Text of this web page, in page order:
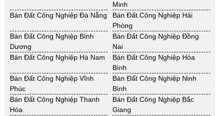
Cho Thuê Nhà Xưởng Sơn La
Cho Thuê Nhà Xưởng Thái
Bình
Cho Thuê Nhà Xưởng Thái
Nguyên
Cho Thuê Nhà Xưởng Tuyên
Quang
Cho Thuê Nhà Xưởng Yên Bái
Cho Thuê Nhà Xưởng Thừa T.
Huế
Cho Thuê Nhà Xưởng Khánh
Hoà
Cho Thuê Nhà Xưởng Lâm
Đồng
Cho Thuê Nhà Xưởng Bình
Định
Cho Thuê Nhà Xưởng Bình
Thuận
Minh
Bán Đất Công Nghiệp Đà Nẵng
Bán Đất Công Nghiệp Hải
Phòng
Bán Đất Công Nghiệp Bình
Dương
Bán Đất Công Nghiệp Đồng
Nai
Bán Đất Công Nghiệp Hà Nam
Bán Đất Công Nghiệp Hòa
Bình
Bán Đất Công Nghiệp Vĩnh
Phúc
Bán Đất Công Nghiệp Ninh
Bình
Bán Đất Công Nghiệp Thanh
Hóa
Bán Đất Công Nghiệp Bắc
Giang